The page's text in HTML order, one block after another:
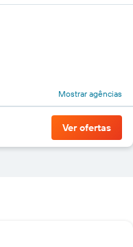
Mostrar agências
Ver ofertas